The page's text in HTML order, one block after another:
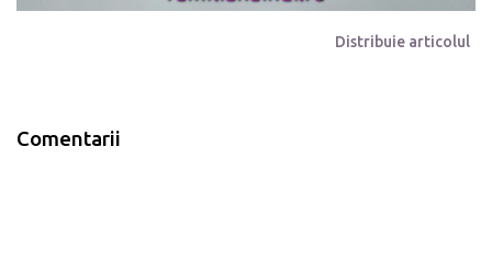
Distribuie articolul
Comentarii